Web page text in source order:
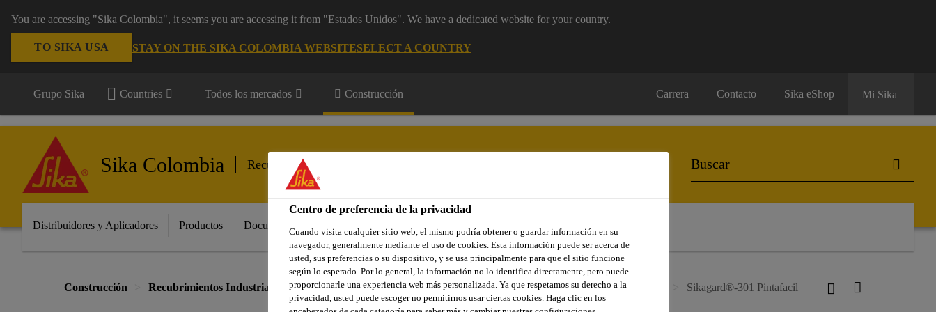
You are accessing "Sika Colombia", it seems you are accessing it from "Estados Unidos". We have a dedicated website for your country.
TO SIKA USA STAY ON THE SIKA COLOMBIA WEBSITESELECT A COUNTRY
Grupo Sika Countries Todos los mercados Construcción Carrera Contacto Sika eShop Mi Sika
Sika Colombia Recubrimientos Industriales
Distribuidores y Aplicadores Productos Documentos
Construcción Recubrimientos Industriales Recubrimientos Industriales Estructuras metálicas Acero Al Carbono Sikagard®-301 Pintafacil
Centro de preferencia de la privacidad
Cuando visita cualquier sitio web, el mismo podría obtener o guardar información en su
navegador, generalmente mediante el uso de cookies. Esta información puede ser acerca de
usted, sus preferencias o su dispositivo, y se usa principalmente para que el sitio funcione
según lo esperado. Por lo general, la información no lo identifica directamente, pero puede
proporcionarle una experiencia web más personalizada. Ya que respetamos su derecho a la
privacidad, usted puede escoger no permitirnos usar ciertas cookies. Haga clic en los